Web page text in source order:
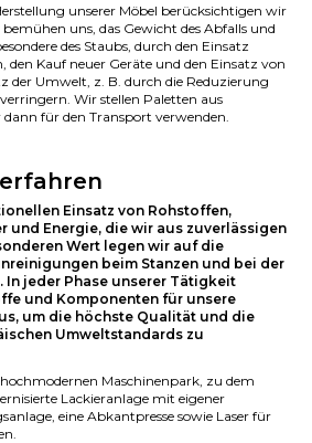
unserer Möbel berücksichtigen wir
uns, das Gewicht des Abfalls und
des Staubs, durch den Einsatz
den Kauf neuer Geräte und den Einsatz von
der Umwelt, z. B. durch die Reduzierung
Wir stellen Paletten aus
für den Transport verwenden.
Einsatz von Rohstoffen,
und Energie, die wir aus zuverlässigen
Wert legen wir auf die
beim Stanzen und bei der
In jeder Phase unserer Tätigkeit
und Komponenten für unsere
um die höchste Qualität und die
Umweltstandards zu
Maschinenpark, zu dem
Lackieranlage mit eigener
eine Abkantpresse sowie Laser für